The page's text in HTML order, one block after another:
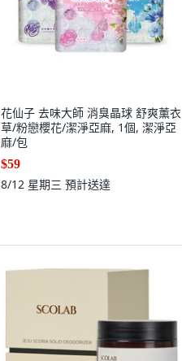
花仙子 去味大師 消臭晶球 舒爽薰衣
草/粉戀櫻花/潔淨亞麻, 1個, 潔淨亞
麻/包
$59
8/12 星期三 預計送達